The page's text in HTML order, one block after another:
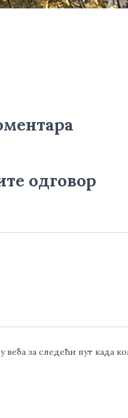
одговор
веба за следећи пут када